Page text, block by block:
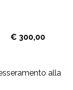
€ 300,00
alla